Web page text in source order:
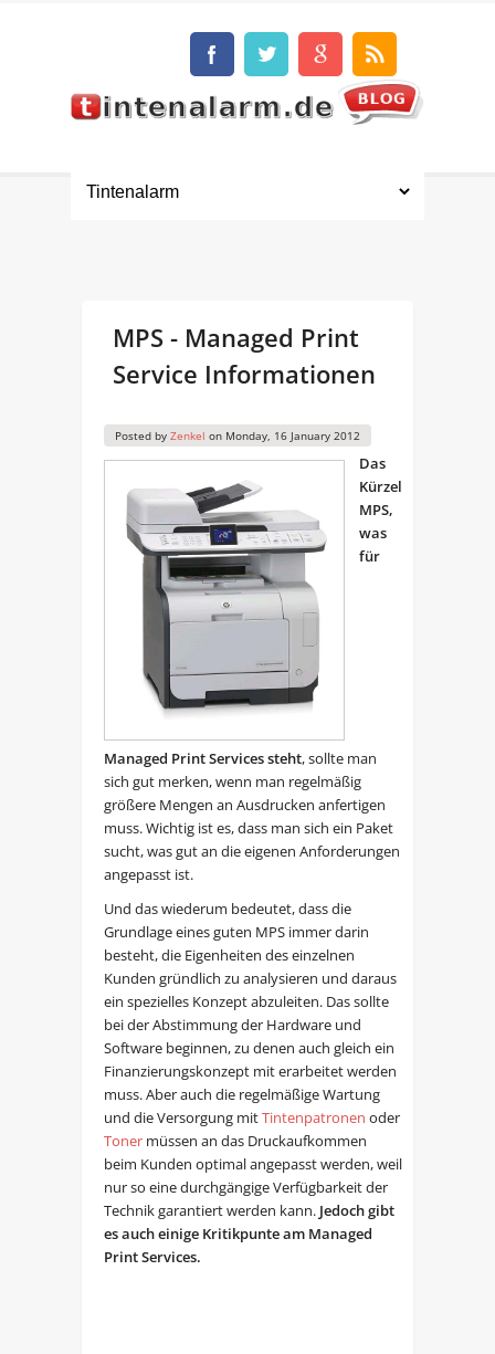
MPS - Managed Print
Service Informationen
Posted by Zenkel on Monday, 16 January 2012
Das
Kürzel
MPS,
was
für
Managed Print Services steht, sollte man
sich gut merken, wenn man regelmäßig
größere Mengen an Ausdrucken anfertigen
muss. Wichtig ist es, dass man sich ein Paket
sucht, was gut an die eigenen Anforderungen
angepasst ist.
Und das wiederum bedeutet, dass die
Grundlage eines guten MPS immer darin
besteht, die Eigenheiten des einzelnen
Kunden gründlich zu analysieren und daraus
ein spezielles Konzept abzuleiten. Das sollte
bei der Abstimmung der Hardware und
Software beginnen, zu denen auch gleich ein
Finanzierungskonzept mit erarbeitet werden
muss. Aber auch die regelmäßige Wartung
und die Versorgung mitTintenpatronen oder
Tonermüssen an das Druckaufkommen
beim Kunden optimal angepasst werden, weil
nur so eine durchgängige Verfügbarkeit der
Technik garantiert werden kann. Jedoch gibt
es auch einige Kritikpunte am Managed
Print Services.